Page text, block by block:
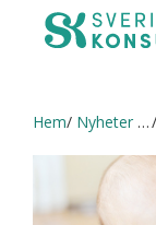
Hem Nyheter & press